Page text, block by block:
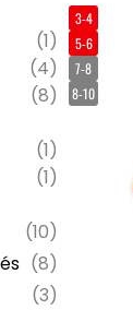
(1)
(4)
(8)
(1)
(1)
(10)
(8)
(3)
3-4
5-6
7-8
8-10